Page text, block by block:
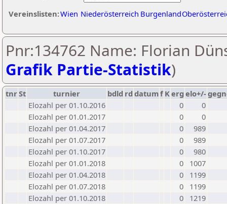
Vereinslisten:Wien Niederösterreich Burgenland
Pnr:134762 Name: Florian
Grafik Partie-Statistik)
tnrSt turnier bdld rd datumf Kerg elo+/-
Elozahl per 01.10.2016
0
0
Elozahl per 01.01.2017
0
0
Elozahl per 01.04.2017
0
989
Elozahl per 01.07.2017
0
989
Elozahl per 01.10.2017
0
980
Elozahl per 01.01.2018
0
1007
Elozahl per 01.04.2018
0
1199
Elozahl per 01.07.2018
0
1199
Elozahl per 01.10.2018
0
1219